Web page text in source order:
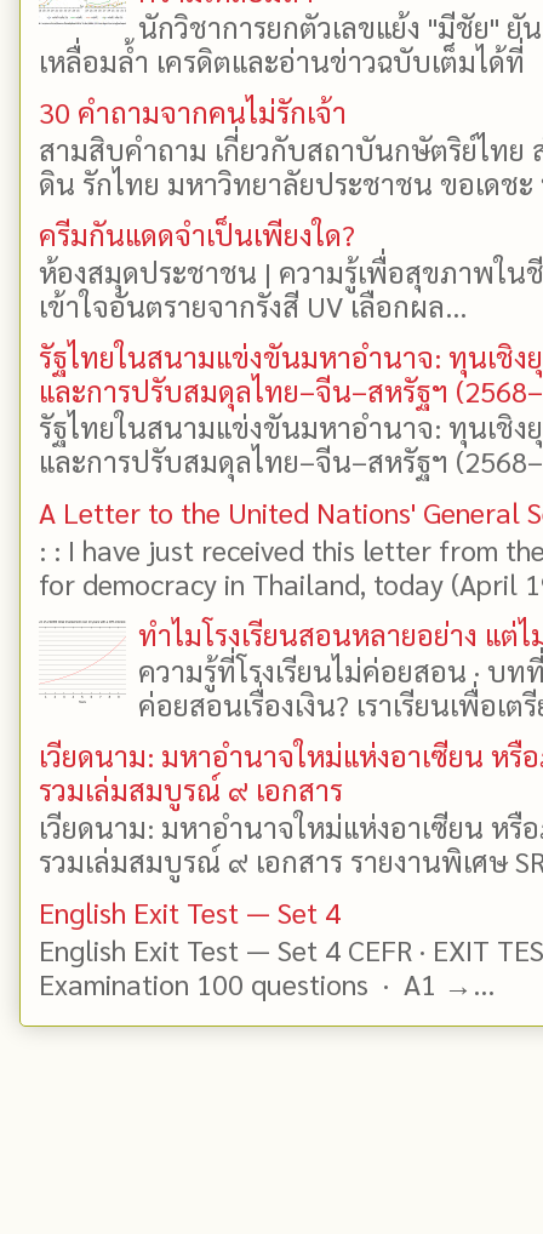
นักวิชาการยกตัวเลขแย้ง "มีชัย"
เหลื่อมล้ำ เครดิตและอ่านข่าวฉบับเต็มได้
30 คำถามจากคนไม่รักเจ้า
สามสิบคำถาม เกี่ยวกับสถาบันกษัตริย์ไทย
ดิน รักไทย มหาวิทยาลัยประชาชน ขอเดช
ครีมกันแดดจำเป็นเพียงใด?
ห้องสมุดประชาชน | ความรู้เพื่อสุขภาพใน
เข้าใจอันตรายจากรังสี UV เลือกผล...
รัฐไทยในสนามแข่งขันมหาอำนาจ: ทุนเชิง
และการปรับสมดุลไทย–จีน–สหรัฐฯ
รัฐไทยในสนามแข่งขันมหาอำนาจ: ทุนเชิง
และการปรับสมดุลไทย–จีน–สหรัฐฯ
A Letter to the United Nations' General
: : I have just received this letter from
for democracy in Thailand, today (April
ทำไมโรงเรียนสอนหลายอย่าง แต่ไ
ความรู้ที่โรงเรียนไม่ค่อยสอน · บ
ค่อยสอนเรื่องเงิน? เราเรียนเพื่อเต
เวียดนาม: มหาอำนาจใหม่แห่งอาเซียน ห
รวมเล่มสมบูรณ์ ๙ เอกสาร
เวียดนาม: มหาอำนาจใหม่แห่งอาเซียน ห
รวมเล่มสมบูรณ์ ๙ เอกสาร รายงานพิเศษ
English Exit Test — Set 4
English Exit Test — Set 4 CEFR · EXIT
Examination 100 questions · A1 →...